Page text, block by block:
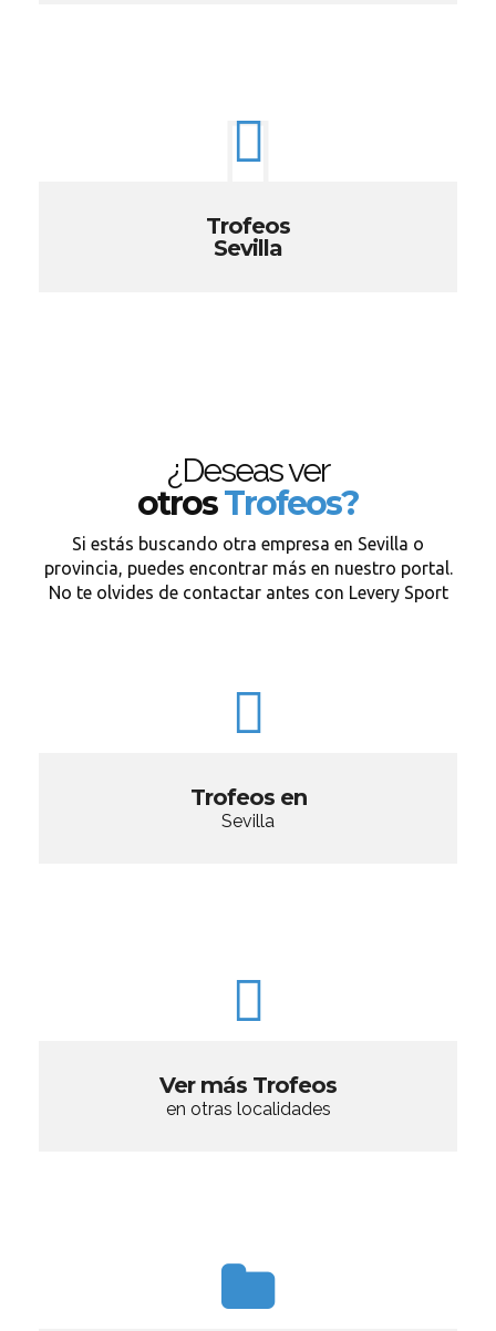
Trofeos
Sevilla
¿Deseas ver
otrosTrofeos?
Si estás buscando otra empresa en Sevilla o
provincia, puedes encontrar más en nuestro portal.
No te olvides de contactar antes con Levery Sport
Trofeos en
Sevilla
Ver más Trofeos
en otras localidades